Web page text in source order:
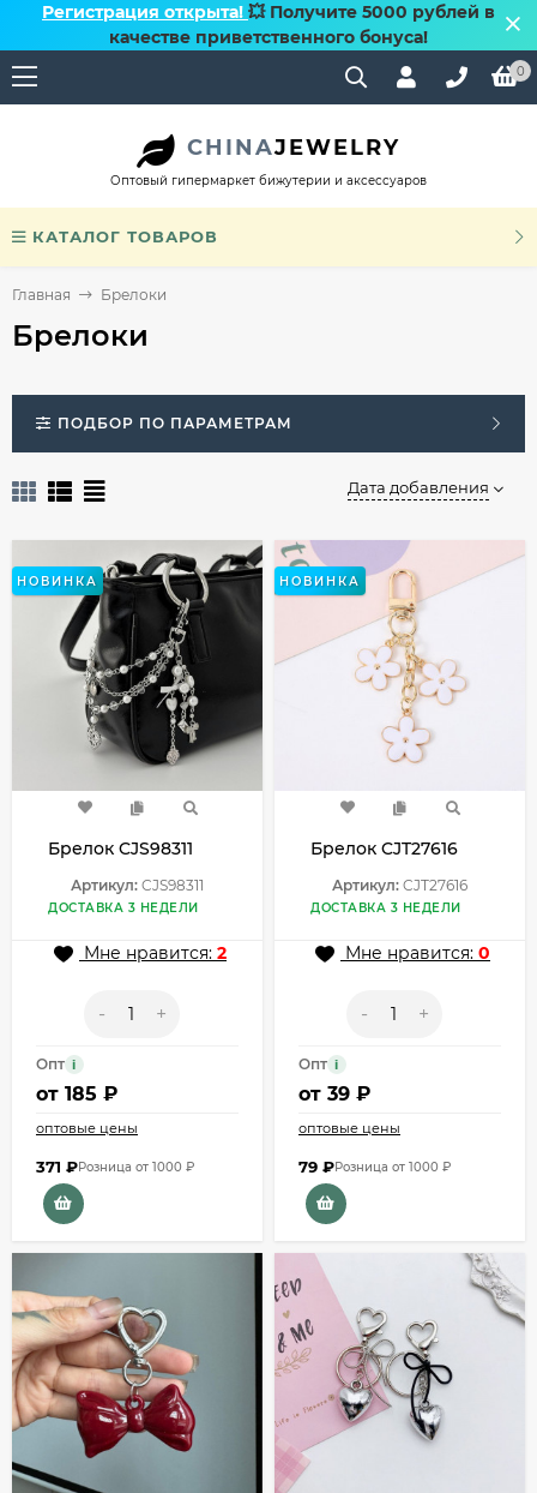
Регистрация открыта! 💥 Получите 5000 рублей в
качестве приветственного бонуса!
0
CHINAJEWELRY
Оптовый гипермаркет бижутерии и аксессуаров
КАТАЛОГ ТОВАРОВ
Главная Брелоки
Брелоки
ПОДБОР ПО ПАРАМЕТРАМ
Дата добавления
НОВИНКА
Брелок CJS98311
Артикул: CJS98311
ДОСТАВКА 3 НЕДЕЛИ
Мне нравится: 2
- +
Опт i
от 185 ₽
оптовые цены
371 ₽Розница от 1000 ₽
НОВИНКА
Брелок CJT27616
Артикул: CJT27616
ДОСТАВКА 3 НЕДЕЛИ
Мне нравится: 0
- +
Опт i
от 39 ₽
оптовые цены
79 ₽Розница от 1000 ₽